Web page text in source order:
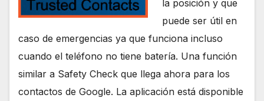
la posición y que
puede ser útil en
caso de emergencias ya que funciona incluso
cuando el teléfono no tiene batería. Una función
similar a Safety Check que llega ahora para los
contactos de Google. La aplicación está disponible